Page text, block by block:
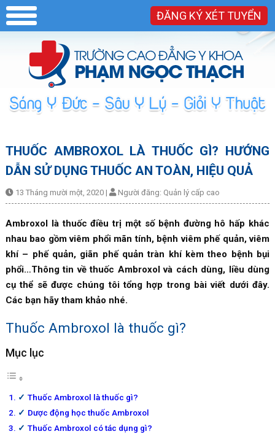
ĐĂNG KÝ XÉT TUYỂN
THUỐC AMBROXOL LÀ THUỐC GÌ? HƯỚNG
DẪN SỬ DỤNG THUỐC AN TOÀN, HIỆU QUẢ
13 Tháng mười một, 2020 | Người đăng: Quản lý cấp cao
Ambroxol là thuốc điều trị một số bệnh đường hô hấp khác
nhau bao gồm viêm phổi mãn tính, bệnh viêm phế quản, viêm
khí – phế quản, giãn phế quản tràn khí kèm theo bệnh bụi
phổi…Thông tin về thuốc Ambroxol và cách dùng, liều dùng
cụ thể sẽ được chúng tôi tổng hợp trong bài viết dưới đây.
Các bạn hãy tham khảo nhé.
Thuốc Ambroxol là thuốc gì?
Mục lục
Thuốc Ambroxol là thuốc gì?
Dược động học thuốc Ambroxol
Thuốc Ambroxol có tác dụng gì?